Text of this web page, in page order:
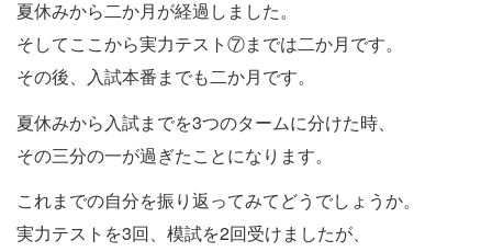
夏休みから二か月が経過しました。
そしてここから実力テスト⑦までは二か月です。
その後、入試本番までも二か月です。
夏休みから入試までを3つのタームに分けた時、
その三分の一が過ぎたことになります。
これまでの自分を振り返ってみてどうでしょうか。
実力テストを3回、模試を2回受けましたが、